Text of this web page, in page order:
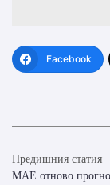
Facebook
Предишния статия
МАЕ отново